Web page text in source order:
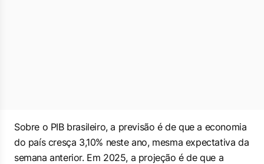
Sobre o PIB brasileiro, a previsão é de que a economia
do país cresça 3,10% neste ano, mesma expectativa da
semana anterior. Em 2025, a projeção é de que a